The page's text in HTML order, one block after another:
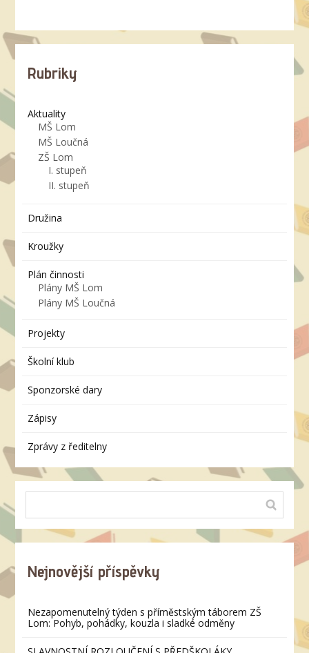
Rubriky
Aktuality
MŠ Lom
MŠ Loučná
ZŠ Lom
I. stupeň
II. stupeň
Družina
Kroužky
Plán činnosti
Plány MŠ Lom
Plány MŠ Loučná
Projekty
Školní klub
Sponzorské dary
Zápisy
Zprávy z ředitelny
Nejnovější příspěvky
Nezapomenutelný týden s příměstským táborem ZŠ
Lom: Pohyb, pohádky, kouzla i sladké odměny